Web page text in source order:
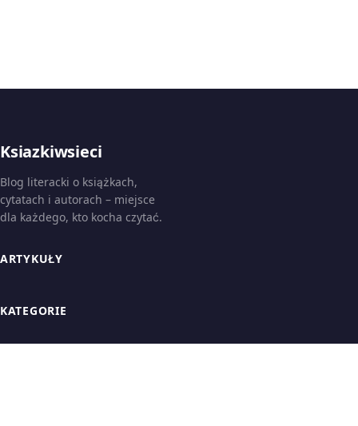
Ksiazkiwsieci
Blog literacki o książkach,
cytatach i autorach – miejsce
dla każdego, kto kocha czytać.
ARTYKUŁY
KATEGORIE